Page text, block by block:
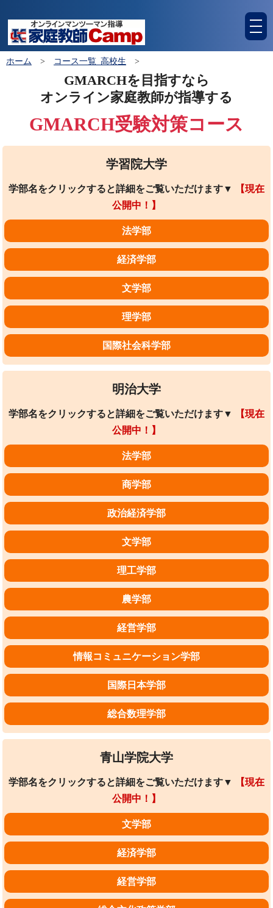
ホーム > コース一覧_高校生 >
GMARCHを目指すなら
オンライン家庭教師が指導する
GMARCH受験対策コース
学習院大学
学部名をクリックすると詳細をご覧いただけます▼
【現在
公開中！】
法学部
経済学部
文学部
理学部
国際社会科学部
明治大学
学部名をクリックすると詳細をご覧いただけます▼
【現在
公開中！】
法学部
商学部
政治経済学部
文学部
理工学部
農学部
経営学部
情報コミュニケーション学部
国際日本学部
総合数理学部
青山学院大学
学部名をクリックすると詳細をご覧いただけます▼
【現在
公開中！】
文学部
経済学部
経営学部